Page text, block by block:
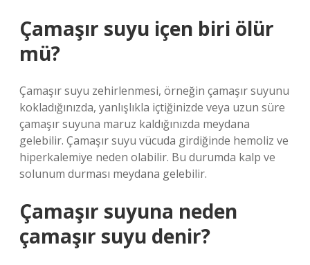
Çamaşır suyu içen biri ölür
mü?
Çamaşır suyu zehirlenmesi, örneğin çamaşır suyunu
kokladığınızda, yanlışlıkla içtiğinizde veya uzun süre
çamaşır suyuna maruz kaldığınızda meydana
gelebilir. Çamaşır suyu vücuda girdiğinde hemoliz ve
hiperkalemiye neden olabilir. Bu durumda kalp ve
solunum durması meydana gelebilir.
Çamaşır suyuna neden
çamaşır suyu denir?